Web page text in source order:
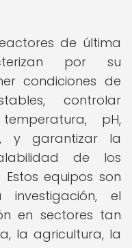
de última
por su
condiciones de
controlar
pH,
y garantizar la
de los
equipos son
el
en sectores tan
la agricultura, la